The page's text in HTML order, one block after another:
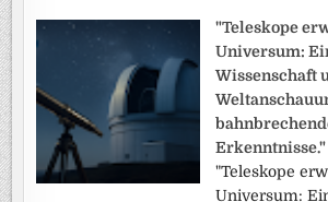
"Teleskope
Universum:
Wissenschaft
Erkenntnisse."
"Teleskope
Universum: